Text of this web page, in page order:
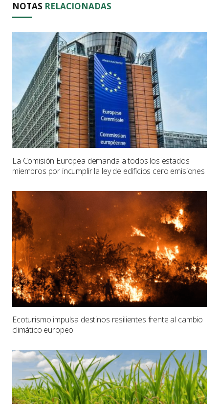
NOTAS RELACIONADAS
La Comisión Europea demanda a todos los estados
miembros por incumplir la ley de edificios cero emisiones
Ecoturismo impulsa destinos resilientes frente al cambio
climático europeo